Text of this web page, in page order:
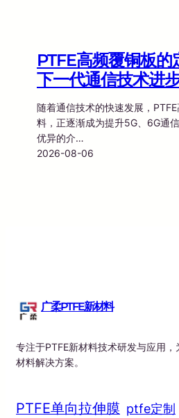
PTFE高频覆铜板的
下一代通信技术进
随着通信技术的快速发展，
料，正逐渐成为提升5G、6G通
优异的介…
2026-08-06
广柔PTFE新材料
专注于PTFE新材料技术研发与应用
材料解决方案。
PTFE单向拉伸膜 ptfe定制